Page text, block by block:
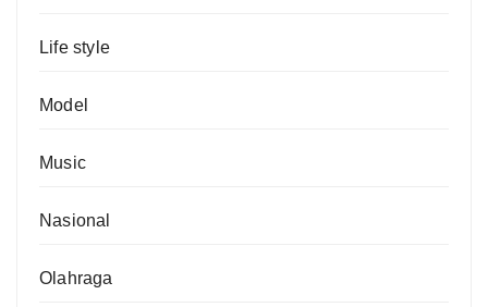
Life style
Model
Music
Nasional
Olahraga